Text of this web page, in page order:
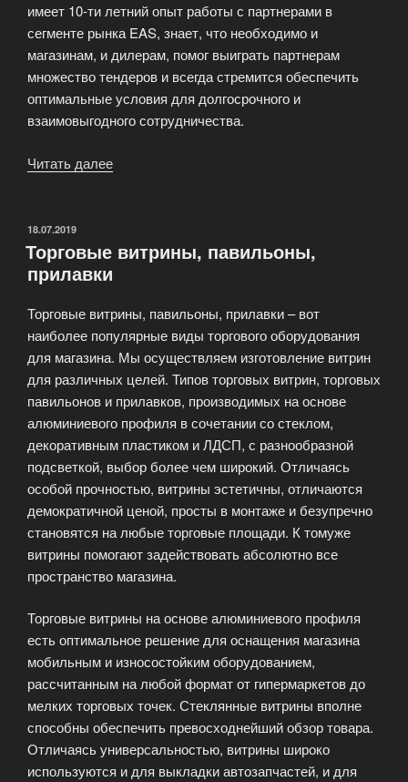
имеет 10-ти летний опыт работы с партнерами в
сегменте рынка EAS, знает, что необходимо и
магазинам, и дилерам, помог выиграть партнерам
множество тендеров и всегда стремится обеспечить
оптимальные условия для долгосрочного и
взаимовыгодного сотрудничества.
Читать далее
ОПУБЛИКОВАНО
18.07.2019
Торговые витрины, павильоны,
прилавки
Торговые витрины, павильоны, прилавки – вот
наиболее популярные виды торгового оборудования
для магазина. Мы осуществляем изготовление витрин
для различных целей. Типов торговых витрин, торговых
павильонов и прилавков, производимых на основе
алюминиевого профиля в сочетании со стеклом,
декоративным пластиком и ЛДСП, с разнообразной
подсветкой, выбор более чем широкий. Отличаясь
особой прочностью, витрины эстетичны, отличаются
демократичной ценой, просты в монтаже и безупречно
становятся на любые торговые площади. К томуже
витрины помогают задействовать абсолютно все
пространство магазина.
Торговые витрины на основе алюминиевого профиля
есть оптимальное решение для оснащения магазина
мобильным и износостойким оборудованием,
рассчитанным на любой формат от гипермаркетов до
мелких торговых точек. Стеклянные витрины вполне
способны обеспечить превосходнейший обзор товара.
Отличаясь универсальностью, витрины широко
используются и для выкладки автозапчастей, и для